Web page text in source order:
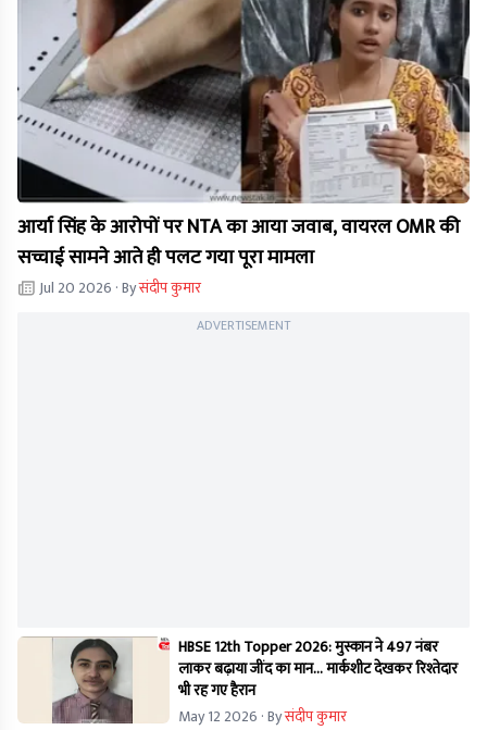
आर्या सिंह के आरोपों पर NTA का आया जवाब, वायरल OMR की
सच्चाई सामने आते ही पलट गया पूरा मामला
Jul 20 2026 · Byसंदीप कुमार
ADVERTISEMENT
HBSE 12th Topper 2026: मुस्कान ने 497 नंबर
लाकर बढ़ाया जींद का मान… मार्कशीट देखकर रिश्तेदार
भी रह गए हैरान
May 12 2026 · Byसंदीप कुमार